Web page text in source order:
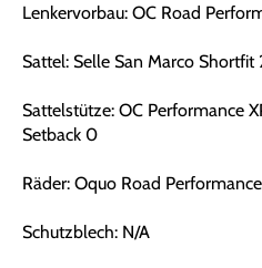
Lenkervorbau: OC Road
Sattel: Selle San Marco
Sattelstütze: OC Performance
Setback 0
Räder: Oquo Road
Schutzblech: N/A